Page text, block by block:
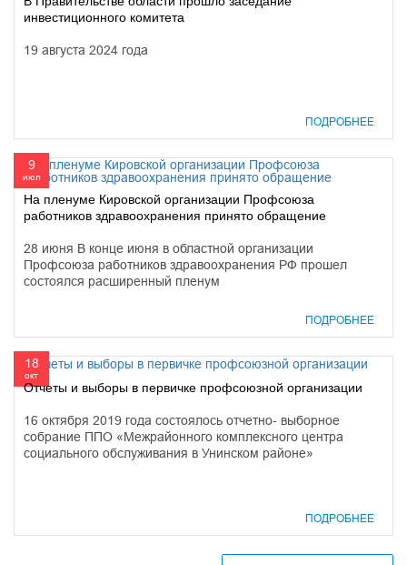
инвестиционного комитета
19 августа 2024 года
ПОДРОБНЕЕ
9
июл
На пленуме Кировской организации Профсоюза
работников здравоохранения принято обращение
28 июня В конце июня в областной организации
Профсоюза работников здравоохранения РФ прошел
состоялся расширенный пленум
ПОДРОБНЕЕ
18
окт
Отчеты и выборы в первичке профсоюзной организации
16 октября 2019 года состоялось отчетно- выборное
собрание ППО «Межрайонного комплексного центра
социального обслуживания в Унинском районе»
ПОДРОБНЕЕ